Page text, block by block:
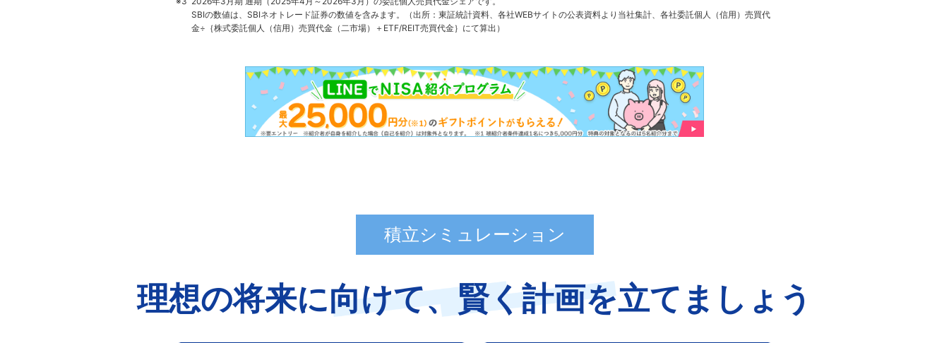
SBIの数値は、SBIネオトレード証券の数値を含みます。（出所：東証統計資料、各社WEBサイトの公表資料より当社集計、各社委託個人（信用）売買代
金÷｛株式委託個人（信用）売買代金（二市場）＋ETF/REIT売買代金｝にて算出）
積立シミュレーション
理想の将来に向けて、賢く計画を立てましょう